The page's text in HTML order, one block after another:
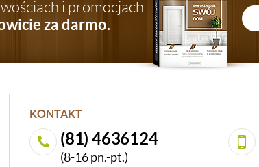
i promocjach
za darmo.
KONTAKT
(81) 4636124
(8-16 pn.-pt.)